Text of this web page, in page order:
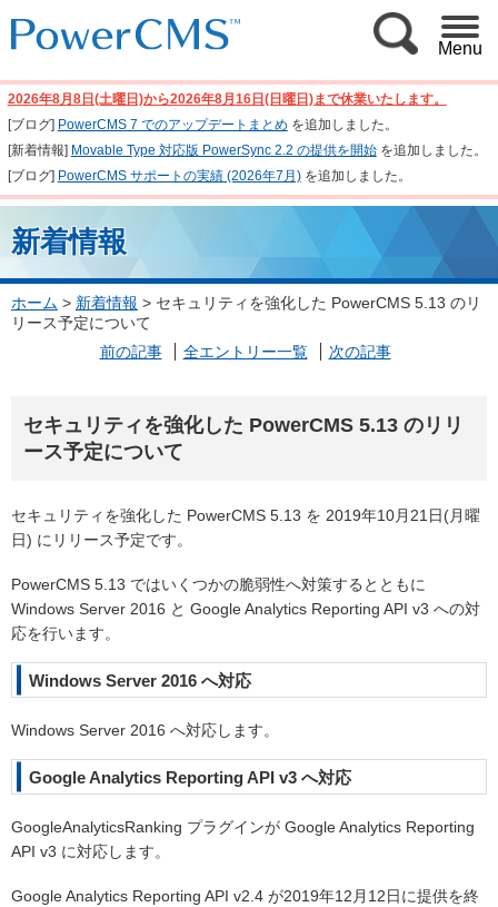
Menu
2026年8月8日(土曜日)から2026年8月16日(日曜日)まで休業いたします。
[ブログ] PowerCMS 7 でのアップデートまとめ を追加しました。
[新着情報] Movable Type 対応版 PowerSync 2.2 の提供を開始を追加しました。
[ブログ] PowerCMS サポートの実績 (2026年7月)を追加しました。
新着情報
ホーム > 新着情報 > セキュリティを強化した PowerCMS 5.13 のリ
リース予定について
前の記事
全エントリー一覧 次の記事
セキュリティを強化した PowerCMS 5.13 のリリ
ース予定について
セキュリティを強化した PowerCMS 5.13 を 2019年10月21日(月曜
日) にリリース予定です。
PowerCMS 5.13 ではいくつかの脆弱性へ対策するとともに
Windows Server 2016 と Google Analytics Reporting API v3 への対
応を行います。
Windows Server 2016 へ対応
Windows Server 2016 へ対応します。
Google Analytics Reporting API v3 へ対応
GoogleAnalyticsRanking プラグインが Google Analytics Reporting
API v3 に対応します。
Google Analytics Reporting API v2.4 が2019年12月12日に提供を終